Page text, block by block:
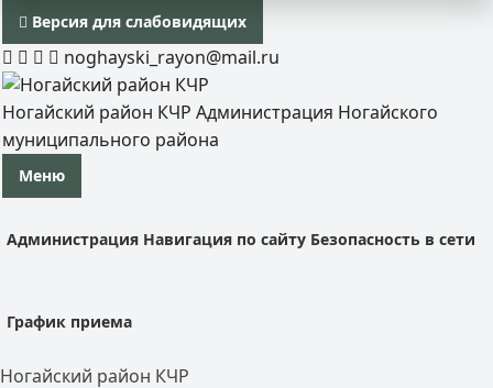
Версия для слабовидящих
noghayski_rayon@mail.ru
Ногайский район КЧР Администрация Ногайского
муниципального района
Меню
Администрация Навигация по сайту Безопасность в сети
График приема
Ногайский район КЧР